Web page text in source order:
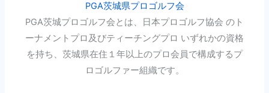
PGA茨城県プロゴルフ会
PGA茨城プロゴルフ会とは、日本プロゴルフ協会 のト
ーナメントプロ及びティーチングプロ いずれかの資格
を持ち、茨城県在住１年以上のプロ会員で構成するプ
ロゴルファー組織です。